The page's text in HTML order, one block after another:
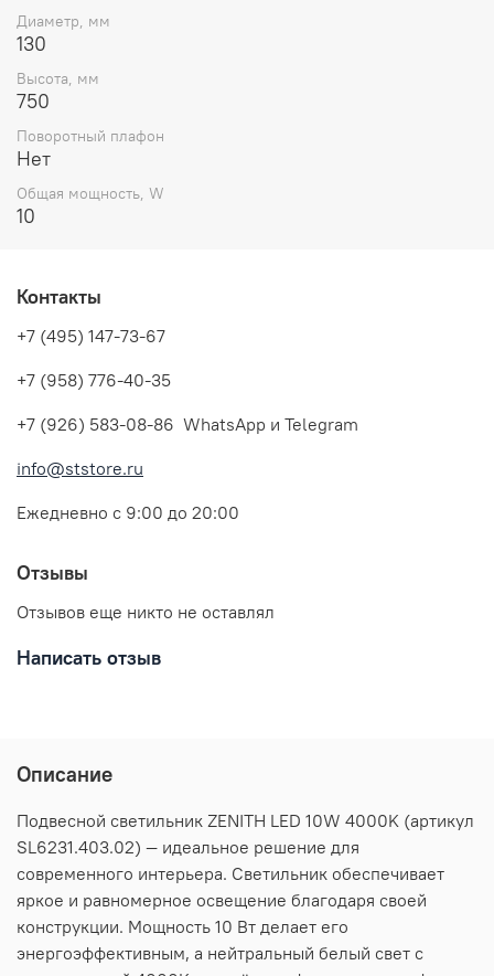
Диаметр, мм
130
Высота, мм
750
Поворотный плафон
Нет
Общая мощность, W
10
Контакты
+7 (495) 147-73-67
+7 (958) 776-40-35
+7 (926) 583-08-86 WhatsApp и Telegram
info@ststore.ru
Ежедневно с 9:00 до 20:00
Отзывы
Отзывов еще никто не оставлял
Написать отзыв
Описание
Подвесной светильник ZENITH LED 10W 4000K (артикул
SL6231.403.02) — идеальное решение для
современного интерьера. Светильник обеспечивает
яркое и равномерное освещение благодаря своей
конструкции. Мощность 10 Вт делает его
энергоэффективным, а нейтральный белый свет с